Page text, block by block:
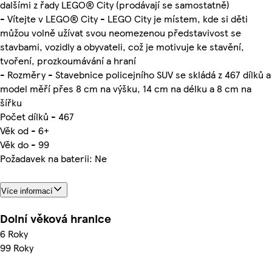
dalšími z řady LEGO® City (prodávají se samostatně)
- Vítejte v LEGO® City - LEGO City je místem, kde si děti
můžou volně užívat svou neomezenou představivost se
stavbami, vozidly a obyvateli, což je motivuje ke stavění,
tvoření, prozkoumávání a hraní
- Rozměry - Stavebnice policejního SUV se skládá z 467 dílků a
model měří přes 8 cm na výšku, 14 cm na délku a 8 cm na
šířku
Počet dílků - 467
Věk od - 6+
Věk do - 99
Požadavek na baterii: Ne
Více informací
Dolní věková hranice
6 Roky
99 Roky